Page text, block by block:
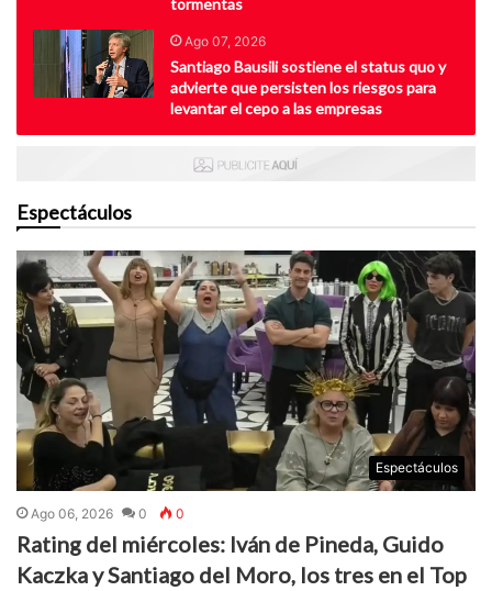
tormentas
Ago 07, 2026
Santiago Bausili sostiene el status quo y
advierte que persisten los riesgos para
levantar el cepo a las empresas
Espectáculos
Espectáculos
Ago 06, 2026 0 0
Rating del miércoles: Iván de Pineda, Guido
Kaczka y Santiago del Moro, los tres en el Top